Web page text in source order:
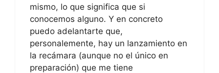
mismo, lo que significa que si
conocemos alguno. Y en concreto
puedo adelantarte que,
personalemente, hay un lanzamiento en
la recámara (aunque no el único en
preparación) que me tiene